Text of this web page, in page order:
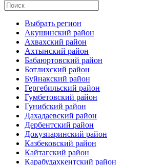
Выбрать регион
Акушинский район
Ахвахский район
Ахтынский район
Бабаюртовский район
Ботлихский район
Буйнакский район
Гергебильский район
Гумбетовский район
Гунибский район
Дахадаевский район
Дербентский район
Докузпаринский район
Казбековский район
Кайтагский район
Карабудахкентский район